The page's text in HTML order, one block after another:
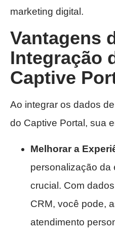
marketing digital.
Vantagens
Integração
Captive
Ao integrar os dados
do Captive Portal, sua
Melhorar a
personalização da
crucial. Com
CRM, você pode,
atendimento